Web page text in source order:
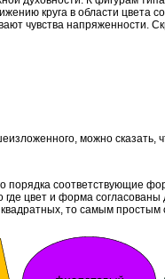
круга в области цвета
чувства напряженности.
можно
порядка соответствующие
где цвет и форма
то самым